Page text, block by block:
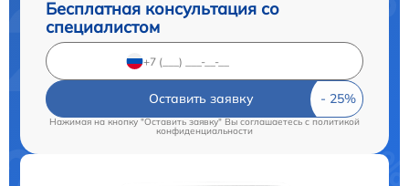
Бесплатная консультация со
специалистом
Оставить заявку
Нажимая на кнопку "Оставить заявку" Вы соглашаетесь cполитикой
конфиденциальности